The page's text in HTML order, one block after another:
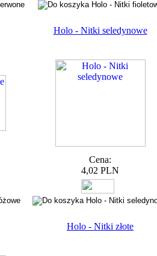
Holo - Nitki seledynowe
Cena:
4,02 PLN
Holo - Nitki złote